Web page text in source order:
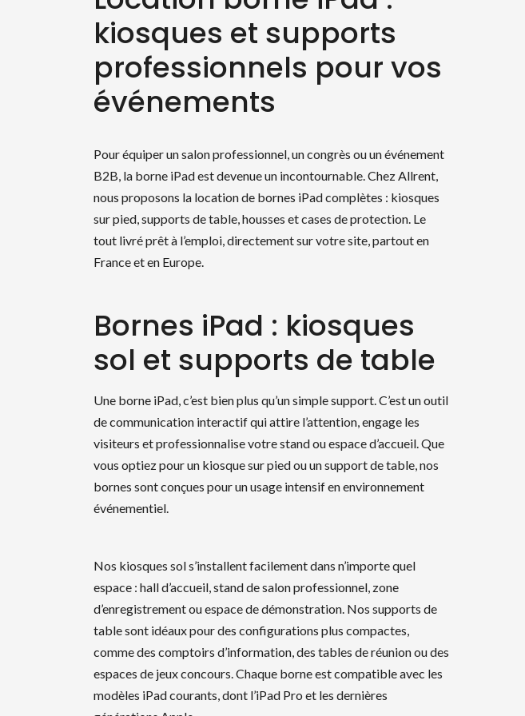
kiosques et supports
professionnels pour vos
événements
Pour équiper un salon professionnel, un congrès ou un événement
B2B, la borne iPad est devenue un incontournable. Chez Allrent,
nous proposons la location de bornes iPad complètes : kiosques
sur pied, supports de table, housses et cases de protection. Le
tout livré prêt à l’emploi, directement sur votre site, partout en
France et en Europe.
Bornes iPad : kiosques
sol et supports de table
Une borne iPad, c’est bien plus qu’un simple support. C’est un outil
de communication interactif qui attire l’attention, engage les
visiteurs et professionnalise votre stand ou espace d’accueil. Que
vous optiez pour un kiosque sur pied ou un support de table, nos
bornes sont conçues pour un usage intensif en environnement
événementiel.
Nos kiosques sol s’installent facilement dans n’importe quel
espace : hall d’accueil, stand de salon professionnel, zone
d’enregistrement ou espace de démonstration. Nos supports de
table sont idéaux pour des configurations plus compactes,
comme des comptoirs d’information, des tables de réunion ou des
espaces de jeux concours. Chaque borne est compatible avec les
modèles iPad courants, dont l’iPad Pro et les dernières